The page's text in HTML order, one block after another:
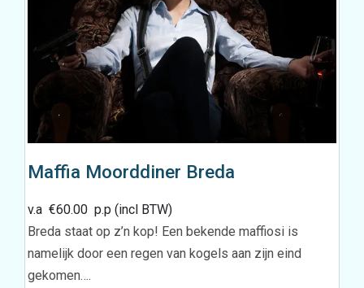
Maffia Moorddiner Breda
v.a€60.00 p.p (incl BTW)
Breda staat op z’n kop! Een bekende maffiosi is
namelijk door een regen van kogels aan zijn eind
gekomen….